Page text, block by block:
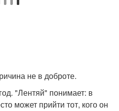
не в доброте.
"Лентяй" понимает: в
может прийти тот, кого он